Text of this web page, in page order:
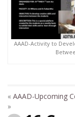
AAAD-Activity to
« AAAD-Upcoming
»